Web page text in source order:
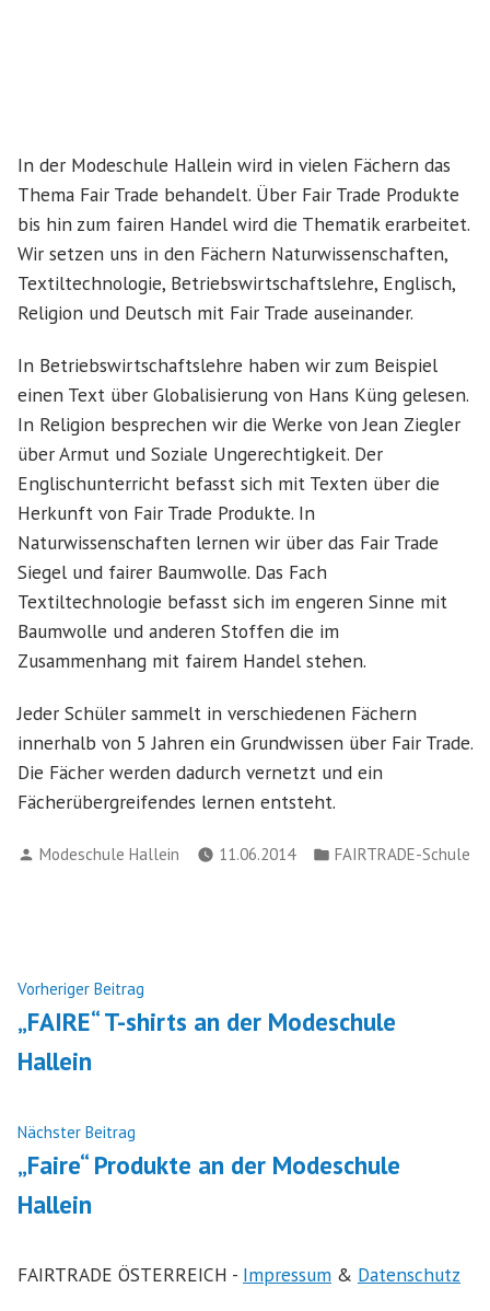
In der Modeschule Hallein wird in vielen Fächern das
Thema Fair Trade behandelt. Über Fair Trade Produkte
bis hin zum fairen Handel wird die Thematik erarbeitet.
Wir setzen uns in den Fächern Naturwissenschaften,
Textiltechnologie, Betriebswirtschaftslehre, Englisch,
Religion und Deutsch mit Fair Trade auseinander.
In Betriebswirtschaftslehre haben wir zum Beispiel
einen Text über Globalisierung von Hans Küng gelesen.
In Religion besprechen wir die Werke von Jean Ziegler
über Armut und Soziale Ungerechtigkeit. Der
Englischunterricht befasst sich mit Texten über die
Herkunft von Fair Trade Produkte. In
Naturwissenschaften lernen wir über das Fair Trade
Siegel und fairer Baumwolle. Das Fach
Textiltechnologie befasst sich im engeren Sinne mit
Baumwolle und anderen Stoffen die im
Zusammenhang mit fairem Handel stehen.
Jeder Schüler sammelt in verschiedenen Fächern
innerhalb von 5 Jahren ein Grundwissen über Fair Trade.
Die Fächer werden dadurch vernetzt und ein
Fächerübergreifendes lernen entsteht.
Verfasst
Modeschule Hallein 11.06.2014
Veröffentlicht
FAIRTRADE-Schule
Beitragsnavigation
Vorheriger Beitrag
Beitrag:
„FAIRE“ T-shirts an der Modeschule
Hallein
Nächster Beitrag
Beitrag:
„Faire“ Produkte an der Modeschule
Hallein
FAIRTRADE ÖSTERREICH - Impressum & Datenschutz